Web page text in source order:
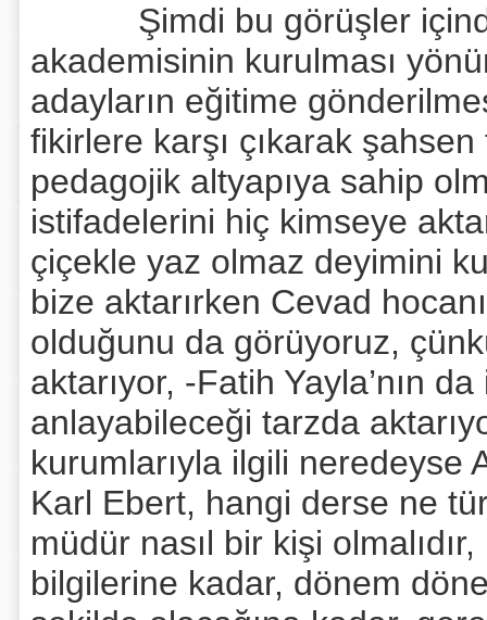
Şimdi bu görüşler içinde
akademisinin kurulması
adayların eğitime
fikirlere karşı çıkarak
pedagojik altyapıya sahip
istifadelerini hiç kimseye
çiçekle yaz olmaz deyimini
bize aktarırken Cevad
olduğunu da görüyoruz,
aktarıyor, -Fatih Yayla’nın
anlayabileceği tarzda
kurumlarıyla ilgili neredeyse
Karl Ebert, hangi derse ne
müdür nasıl bir kişi
bilgilerine kadar, dönem